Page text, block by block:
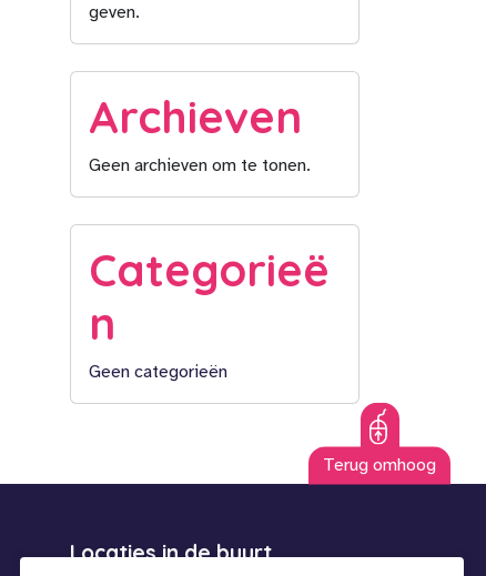
geven.
Archieven
Geen archieven om te tonen.
Categorieë
n
Geen categorieën
Terug omhoog
Locaties in de buurt